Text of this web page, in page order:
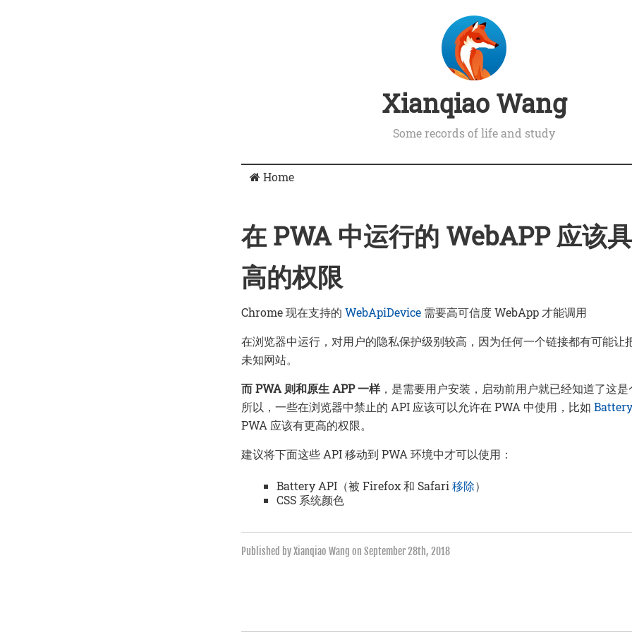
Xianqiao Wang
Some records of life and study
Home
在 PWA 中运行的 WebAPP 应该
高的权限
Chrome 现在支持的 WebApiDevice 需要高可信度 WebApp 才能调用
在浏览器中运行，对用户的隐私保护级别较高，因为任何一个链接都有可能让
未知网站。
而 PWA 则和原生 APP 一样，是需要用户安装，启动前用户就已经知道了这
所以，一些在浏览器中禁止的 API 应该可以允许在 PWA 中使用，比如
PWA 应该有更高的权限。
建议将下面这些 API 移动到 PWA 环境中才可以使用：
Battery API（被 Firefox 和 Safari移除）
CSS 系统颜色
Published by Xianqiao Wang on September 28th, 2018